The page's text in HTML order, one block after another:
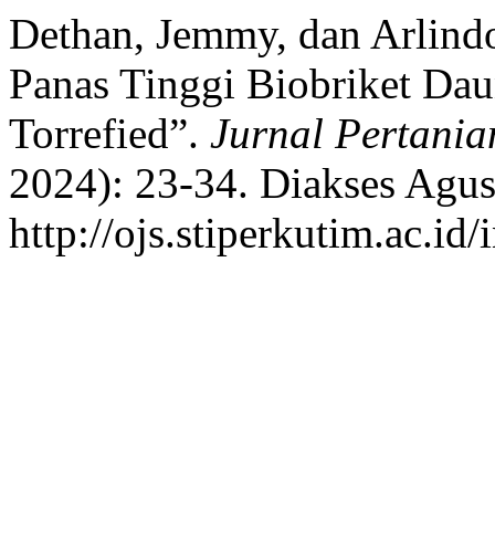
Dethan, Jemmy, dan
Panas Tinggi Biobriket
Torrefied”. Jurnal
2024): 23-34. Diakses
http://